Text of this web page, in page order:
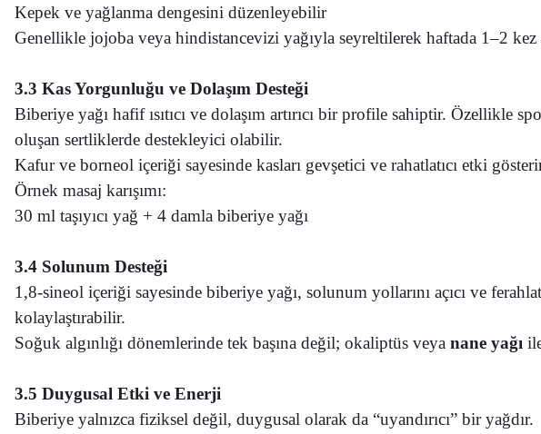
Kepek ve yağlanma dengesini düzenleyebilir
Genellikle jojoba veya hindistancevizi yağıyla seyreltilerek haftada 1–2
3.3 Kas Yorgunluğu ve Dolaşım Desteği
Biberiye yağı hafif ısıtıcı ve dolaşım artırıcı bir profile sahiptir. Özellikle
oluşan sertliklerde destekleyici olabilir.
Kafur ve borneol içeriği sayesinde kasları gevşetici ve rahatlatıcı etki
Örnek masaj karışımı:
30 ml taşıyıcı yağ + 4 damla biberiye yağı
3.4 Solunum Desteği
1,8-sineol içeriği sayesinde biberiye yağı, solunum yollarını açıcı ve
kolaylaştırabilir.
Soğuk algınlığı dönemlerinde tek başına değil; okaliptüs veya nane yağı
3.5 Duygusal Etki ve Enerji
Biberiye yalnızca fiziksel değil, duygusal olarak da “uyandırıcı” bir yağdır.